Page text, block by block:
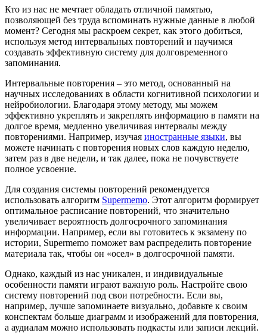
Кто из нас не мечтает обладать отличной памятью,
позволяющей без труда вспоминать нужные данные в любой
момент? Сегодня мы раскроем секрет, как этого добиться,
используя метод интервальных повторений и научимся
создавать эффективную систему для долговременного
запоминания.
Интервальные повторения – это метод, основанный на
научных исследованиях в области когнитивной психологии и
нейробиологии. Благодаря этому методу, мы можем
эффективно укреплять и закреплять информацию в памяти на
долгое время, медленно увеличивая интервалы между
повторениями. Например, изучая иностранные языки, вы
можете начинать с повторения новых слов каждую неделю,
затем раз в две недели, и так далее, пока не почувствуете
полное усвоение.
Для создания системы повторений рекомендуется
использовать алгоритм Supermemo. Этот алгоритм формирует
оптимальное расписание повторений, что значительно
увеличивает вероятность долгосрочного запоминания
информации. Например, если вы готовитесь к экзамену по
истории, Supermemo поможет вам распределить повторение
материала так, чтобы он «осел» в долгосрочной памяти.
Однако, каждый из нас уникален, и индивидуальные
особенности памяти играют важную роль. Настройте свою
систему повторений под свои потребности. Если вы,
например, лучше запоминаете визуально, добавьте к своим
конспектам больше диаграмм и изображений для повторения,
а аудиалам можно использовать подкасты или записи лекций.